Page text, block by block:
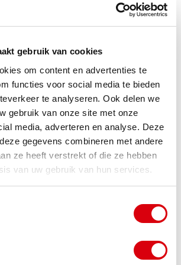
gebruik van cookies
om content en advertenties te
functies voor social media te bieden
te analyseren. Ook delen we
gebruik van onze site met onze
media, adverteren en analyse. Deze
gegevens combineren met andere
ze heeft verstrekt of die ze hebben
van uw gebruik van hun services.
u en uw medewerkers meer
proces.Voor bedrijven met
beide opties vereist zorgvuldige
en persoonlijke factoren.
liquiditeitsproblemen dreigen of
een risico vormt, is
juiste strategie te bepalen en